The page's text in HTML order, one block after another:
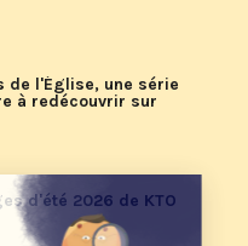
de l'Église, une série
à redécouvrir sur
d'été 2026 de KTO